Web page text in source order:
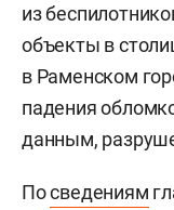
из
объекты в
в Раменском
падения
данным,
Посведениям